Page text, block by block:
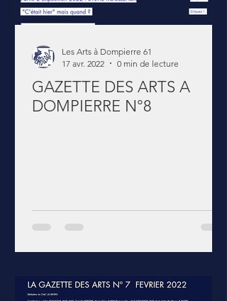
GAZETTE DES ARTS A
DOMPIERRE N°8
Les Arts à Dompierre 61
17 avr. 2022
0 min de lecture